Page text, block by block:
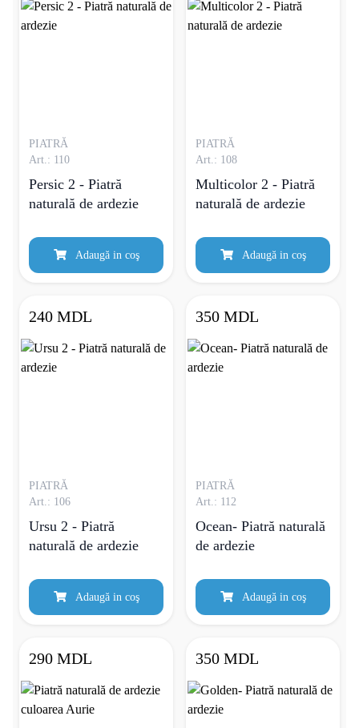
PIATRĂ
Art.: 110
Persic 2 - Piatră
naturală de ardezie
Adaugă in coş
PIATRĂ
Art.: 108
Multicolor 2 - Piatră
naturală de ardezie
Adaugă in coş
240 MDL
PIATRĂ
Art.: 106
Ursu 2 - Piatră
naturală de ardezie
Adaugă in coş
350 MDL
PIATRĂ
Art.: 112
Ocean- Piatră naturală
de ardezie
Adaugă in coş
290 MDL 350 MDL